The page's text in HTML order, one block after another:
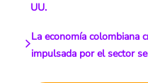
UU.
La economía colombiana
impulsada por el sector